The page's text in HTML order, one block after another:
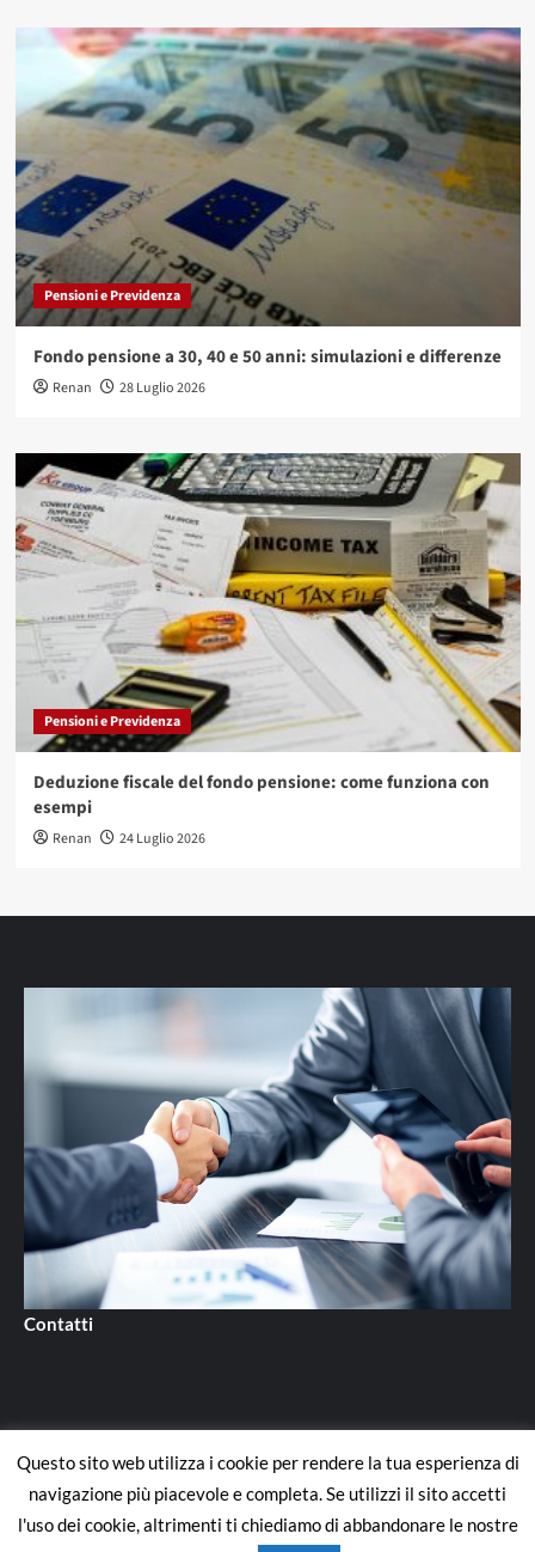
Pensioni e Previdenza
Fondo pensione a 30, 40 e 50 anni: simulazioni e differenze
Renan 28 Luglio 2026
Pensioni e Previdenza
Deduzione fiscale del fondo pensione: come funziona con
esempi
Renan 24 Luglio 2026
Contatti
Contatti
Questo sito web utilizza i cookie per rendere la tua esperienza di
navigazione più piacevole e completa. Se utilizzi il sito accetti
l'uso dei cookie, altrimenti ti chiediamo di abbandonare le nostre